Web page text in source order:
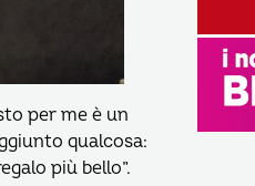
per me è un
qualcosa:
più bello”.